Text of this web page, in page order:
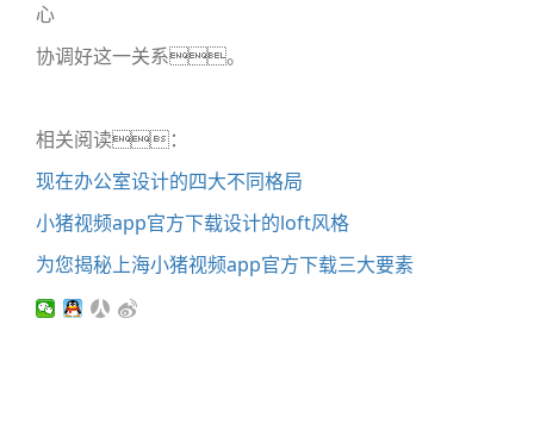
心
协调好这一关系。
相关阅读：
现在办公室设计的四大不同格局
小猪视频app官方下载设计的loft风格
为您揭秘上海小猪视频app官方下载三大要素